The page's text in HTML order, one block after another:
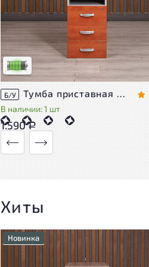
У товара присутствуют незначительные
следы эксплуатации, не влияющие на
удобство его использования
Низкая степень износа
Б/У Тумба приставная Berlin ДСП Орех Россия
В наличии: 1 шт
1.590Р
Хиты
Новинка